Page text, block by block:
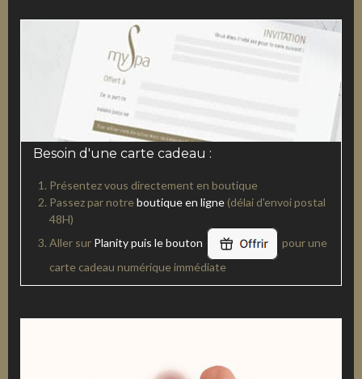
Besoin d'une carte cadeau :
Présentez vous directement en boutique
Passez par notre boutique en ligne (délai d'envoi postal
48H)
Aller sur Planity puis le bouton
pour une
carte cadeau numérique immédiate